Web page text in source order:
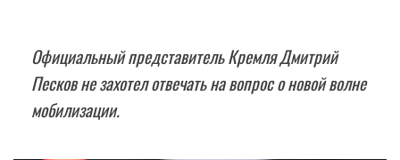
Официальный представитель Кремля Дмитрий
Песков не захотел отвечать на вопрос о новой волне
мобилизации.